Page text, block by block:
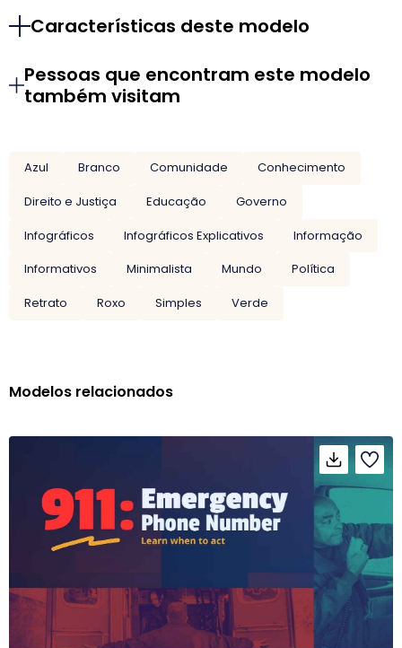
Características deste modelo
Pessoas que encontram este modelo
também visitam
Azul Branco Comunidade
Conhecimento
Direito e Justiça
Educação
Governo
Infográficos
Infográficos Explicativos
Informação
Informativos
Minimalista Mundo
Política
Retrato
Roxo Simples Verde
Modelos relacionados